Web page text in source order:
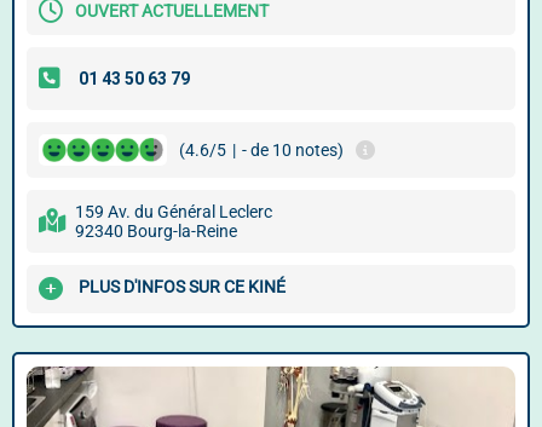
OUVERT ACTUELLEMENT
(4.6/5 | - de 10 notes)
159 Av. du Général Leclerc
92340 Bourg-la-Reine
PLUS D'INFOS SUR CE KINÉ